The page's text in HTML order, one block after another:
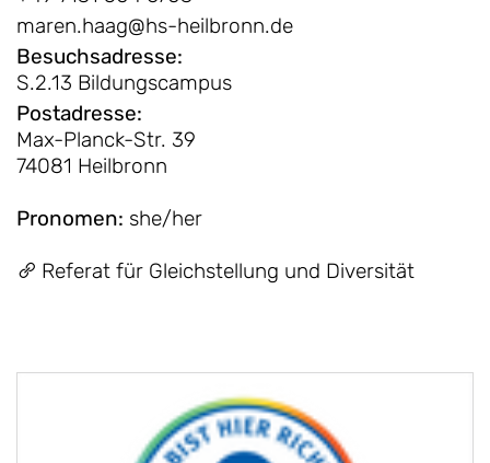
maren.haag@hs-heilbronn.de
Besuchsadresse:
S.2.13 Bildungscampus
Postadresse:
Max-Planck-Str. 39
74081 Heilbronn
Pronomen: she/her
Referat für Gleichstellung und Diversität